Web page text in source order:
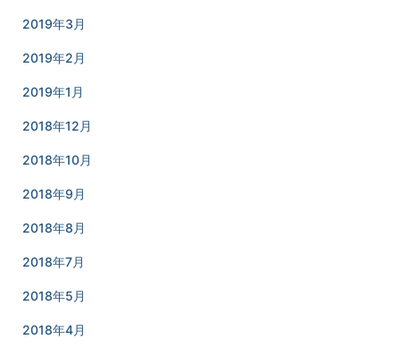
2019年3月
2019年2月
2019年1月
2018年12月
2018年10月
2018年9月
2018年8月
2018年7月
2018年5月
2018年4月